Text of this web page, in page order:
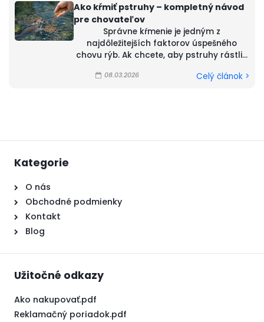
Ako kŕmiť pstruhy – kompletný návod
pre chovateľov
08.03.2026
Správne kŕmenie je jedným z
najdôležitejších faktorov úspešného
chovu rýb. Ak chcete, aby pstruhy rástli...
Celý článok >
Kategorie
O nás
Obchodné podmienky
Kontakt
Blog
Užitočné odkazy
Ako nakupovať.pdf
Reklamačný poriadok.pdf